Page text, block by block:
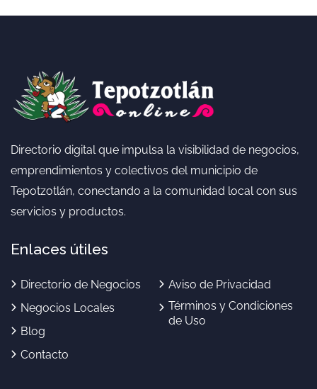
Directorio digital que impulsa la visibilidad de negocios,
emprendimientos y colectivos del municipio de
Tepotzotlán, conectando a la comunidad local con sus
servicios y productos.
Enlaces útiles
Directorio de Negocios
Negocios Locales
Blog
Contacto
Aviso de Privacidad
Términos y Condiciones
de Uso